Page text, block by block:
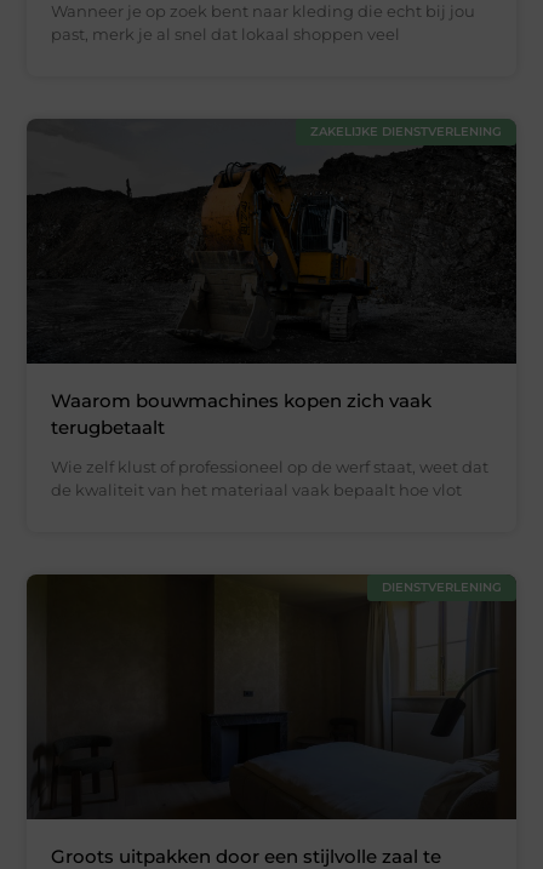
Wanneer je op zoek bent naar kleding die echt bij jou
past, merk je al snel dat lokaal shoppen veel
ZAKELIJKE DIENSTVERLENING
Waarom bouwmachines kopen zich vaak
terugbetaalt
Wie zelf klust of professioneel op de werf staat, weet dat
de kwaliteit van het materiaal vaak bepaalt hoe vlot
DIENSTVERLENING
Groots uitpakken door een stijlvolle zaal te